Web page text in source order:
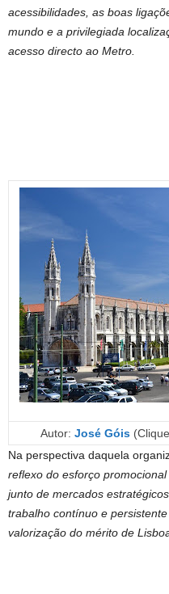
acessibilidades, as boas
mundo e a privilegiada
acesso directo ao Metro.
Autor: José Góis
Na perspectiva daquela
reflexo do esforço
junto de mercados
trabalho contínuo e
valorização do mérito de